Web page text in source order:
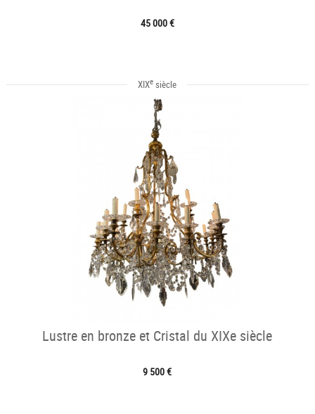
45 000 €
XIXe siècle
Lustre en bronze et Cristal du XIXe siècle
9 500 €